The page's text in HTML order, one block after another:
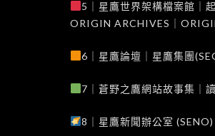
5｜星鷹世界架構檔案館｜
ORIGIN ARCHIVES｜
6｜星鷹論壇｜星鷹集團
7｜蒼野之鷹網站故事集｜
8｜星鷹新聞辦公室